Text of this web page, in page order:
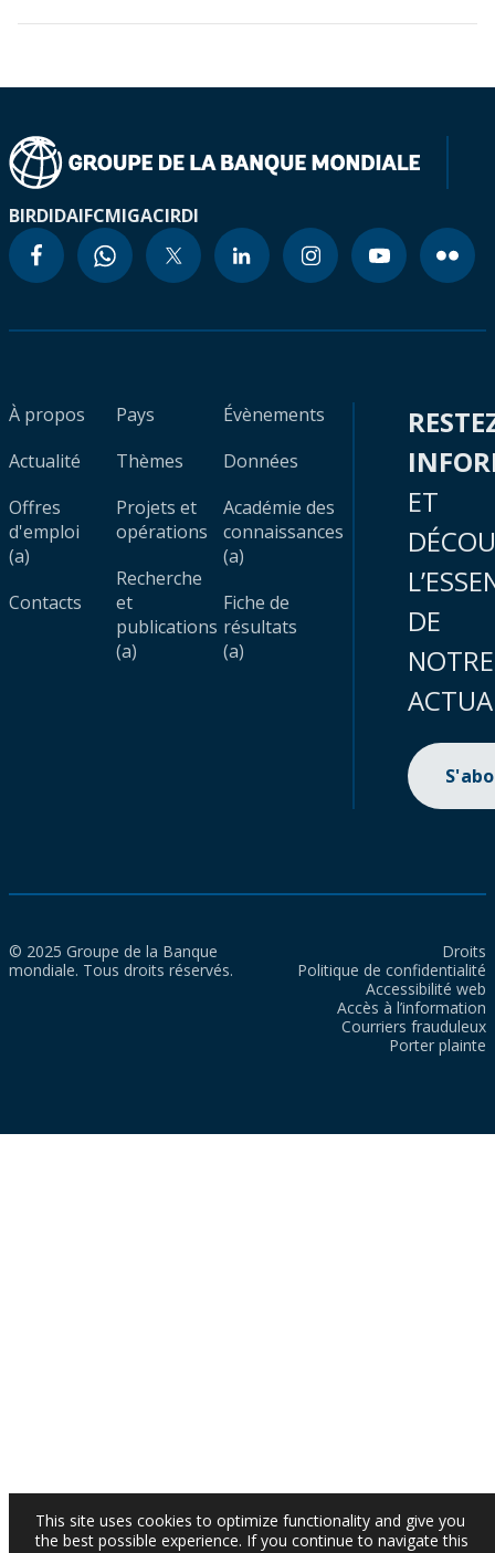
BIRDIDAIFCMIGACIRDI
À propos
Actualité
Offres
d'emploi
(a)
Contacts
Pays
Thèmes
Projets et
opérations
Recherche
et
publications
(a)
Évènements
Données
Académie des
connaissances
(a)
Fiche de
résultats
(a)
ET
DE
NOTRE
© 2025 Groupe de la Banque
mondiale. Tous droits réservés.
Droits
Politique de confidentialité
Accessibilité web
Accès à l’information
Courriers frauduleux
Porter plainte
This site uses cookies to optimize functionality and give you
the best possible experience. If you continue to navigate this